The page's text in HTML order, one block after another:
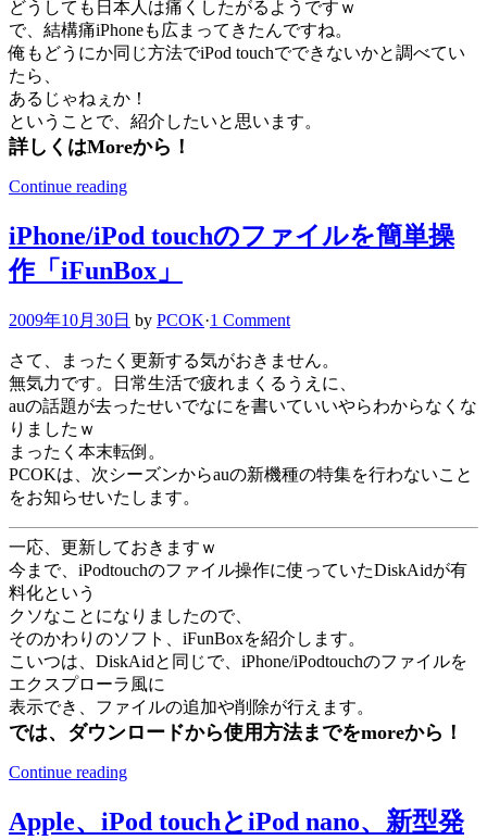
どうしても日本人は痛くしたがるようですｗ
で、結構痛iPhoneも広まってきたんですね。
俺もどうにか同じ方法でiPod touchでできないかと調べてい
たら、
あるじゃねぇか！
ということで、紹介したいと思います。
詳しくはMoreから！
Continue reading
iPhone/iPod touchのファイルを簡単操
作「iFunBox」
2009年10月30日 by PCOK·1 Comment
さて、まったく更新する気がおきません。
無気力です。日常生活で疲れまくるうえに、
auの話題が去ったせいでなにを書いていいやらわからなくな
りましたｗ
まったく本末転倒。
PCOKは、次シーズンからauの新機種の特集を行わないこと
をお知らせいたします。
一応、更新しておきますｗ
今まで、iPodtouchのファイル操作に使っていたDiskAidが有
料化という
クソなことになりましたので、
そのかわりのソフト、iFunBoxを紹介します。
こいつは、DiskAidと同じで、iPhone/iPodtouchのファイルを
エクスプローラ風に
表示でき、ファイルの追加や削除が行えます。
では、ダウンロードから使用方法までをmoreから！
Continue reading
Apple、iPod touchとiPod nano、新型発